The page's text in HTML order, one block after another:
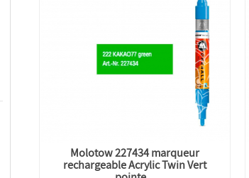
Molotow 227434 marqueur
rechargeable Acrylic Twin Vert